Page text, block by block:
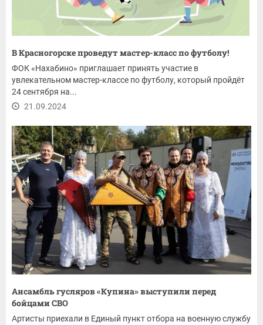
В Красногорске проведут мастер-класс по футболу!
ФОК «Нахабино» приглашает принять участие в
увлекательном мастер-классе по футболу, который пройдёт
24 сентября на...
21.09.2024
Ансамбль гусляров «Купина» выступили перед
бойцами СВО
Артисты приехали в Единый пункт отбора на военную службу